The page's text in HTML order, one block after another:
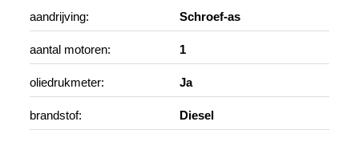
aandrijving: Schroef-as
aantal motoren: 1
oliedrukmeter: Ja
brandstof: Diesel